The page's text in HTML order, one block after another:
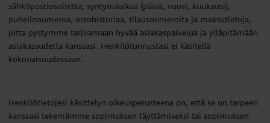
sähköpostiosoitetta, syntymäaikaa (päivä, vuosi, kuukausi),
puhelinnumeroa, ostohistoriaa, tilausnumeroita ja maksutietoja,
jotta pystymme tarjoamaan hyvää asiakaspalvelua ja ylläpitämään
asiakassudetta kanssasi. Henkilötunnustasi ei käsitellä
kokonaisuudessaan.
Henkilötietojesi käsittelyn oikeusperusteena on, että se on tarpeen
kanssasi tekemämme sopimuksen täyttämiseksi tai sopimuksen